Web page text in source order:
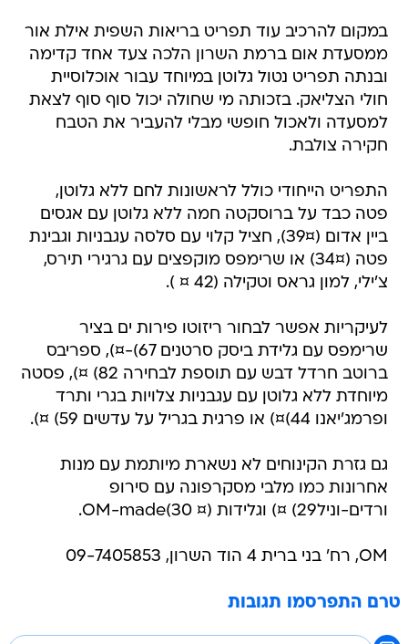
במקום להרכיב עוד תפריט בריאות השפית אילת אור
ממסעדת אום ברמת השרון הלכה צעד אחד קדימה
ובנתה תפריט נטול גלוטן במיוחד עבור אוכלוסיית
חולי הצליאק. בזכותה מי שחולה יכול סוף סוף לצאת
למסעדה ולאכול חופשי מבלי להעביר את הטבח
חקירה צולבת.
התפריט הייחודי כולל לראשונות לחם ללא גלוטן,
פטה כבד על ברוסקטה חמה ללא גלוטן עם אגסים
ביין אדום (39¤), חציל קלוי עם סלסה עגבניות וגבינת
פטה (34¤) או שרימפס מוקפצים עם גרגירי תירס,
צ'ילי, למון גראס וטקילה (42 ¤ ).
לעיקריות אפשר לבחור ריזוטו פירות ים בציר
שרימפס עם גלידת ביסק סרטנים 67)-¤), ספריבס
ברוטב חרדל דבש עם תוספת לבחירה 82) ¤), פסטה
מיוחדת ללא גלוטן עם עגבניות צלויות בגרי ותרד
ופרמג'יאנו 44)¤) או פרגית בגריל על עדשים 59) ¤).
גם גזרת הקינוחים לא נשארת מיותמת עם מנות
אחרונות כמו מלבי מסקרפונה עם סירופ
ורדים-וניל29) ¤) וגלידות OM-made(30 ¤).
OM, רח' בני ברית 4 הוד השרון, 09-7405853
טרם התפרסמו תגובות